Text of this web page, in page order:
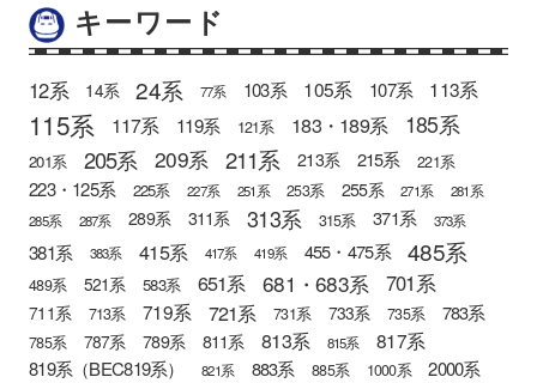
キーワード
12系 14系 24系 77系 103系 105系 107系 113系
115系 117系 119系 121系 183・189系 185系
201系 205系 209系 211系 213系 215系 221系
223・125系 225系 227系 251系 253系 255系 271系
281系
285系
287系 289系 311系 313系 315系 371系 373系
381系 383系 415系 417系 419系 455・475系 485系
489系 521系 583系 651系 681・683系 701系
711系 713系 719系 721系 731系 733系 735系 783系
785系 787系 789系 811系 813系 815系 817系
819系（BEC819系） 821系 883系 885系 1000系 2000系